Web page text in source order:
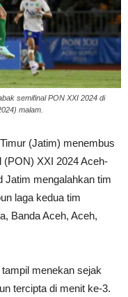
semifinal PON XXI 2024 di
malam.
(Jatim) menembus
(PON) XXI 2024 Aceh-
Jatim mengalahkan tim
laga kedua tim
Banda Aceh, Aceh,
menekan sejak
tercipta di menit ke-3.